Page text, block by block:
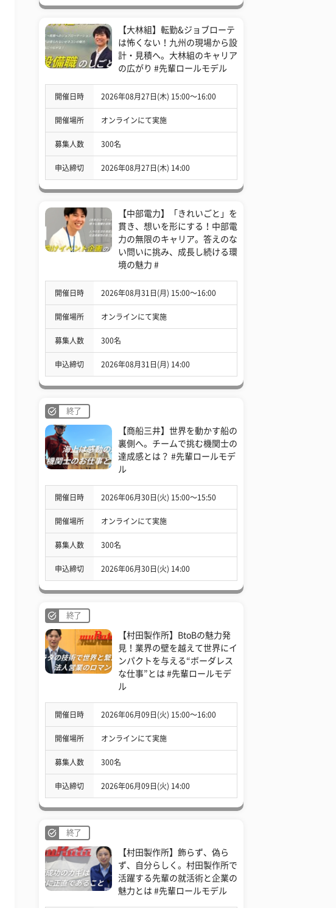
【大林組】転勤&ジョブローテ
は怖くない！九州の現場から設
計・見積へ。大林組のキャリア
の広がり #先輩ロールモデル
開催日時 2026年08月27日(木) 15:00〜16:00
開催場所 オンラインにて実施
募集人数 300名
申込締切 2026年08月27日(木) 14:00
【中部電力】「きれいごと」を
貫き、想いを形にする！中部電
力の無限のキャリア。答えのな
い問いに挑み、成長し続ける環
境の魅力 #
開催日時 2026年08月31日(月) 15:00〜16:00
開催場所 オンラインにて実施
募集人数 300名
申込締切 2026年08月31日(月) 14:00
終了
【商船三井】世界を動かす船の
裏側へ。チームで挑む機関士の
達成感とは？ #先輩ロールモデ
ル
開催日時 2026年06月30日(火) 15:00〜15:50
開催場所 オンラインにて実施
募集人数 300名
申込締切 2026年06月30日(火) 14:00
終了
【村田製作所】BtoBの魅力発
見！業界の壁を越えて世界にイ
ンパクトを与える“ボーダレス
な仕事”とは #先輩ロールモデ
ル
開催日時 2026年06月09日(火) 15:00〜16:00
開催場所 オンラインにて実施
募集人数 300名
申込締切 2026年06月09日(火) 14:00
終了
【村田製作所】飾らず、偽ら
ず、自分らしく。村田製作所で
活躍する先輩の就活術と企業の
魅力とは #先輩ロールモデル